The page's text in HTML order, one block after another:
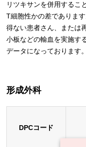
リツキサンを併用するこ
T細胞性かの差でありま
得ない患者さん、または
小板などの輸血を実施す
データになっております。
形成外科
DPCコード